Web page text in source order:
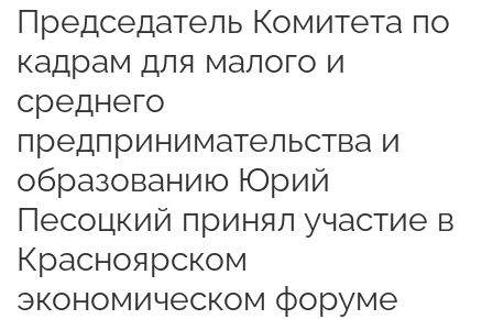
Председатель Комитета по
кадрам для малого и
среднего
предпринимательства и
образованию Юрий
Песоцкий принял участие в
Красноярском
экономическом форуме